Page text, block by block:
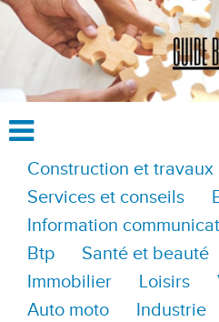
Construction et travaux
Services et conseils
Information
Btp
Santé et beauté
Immobilier
Loisirs
Auto moto
Industrie